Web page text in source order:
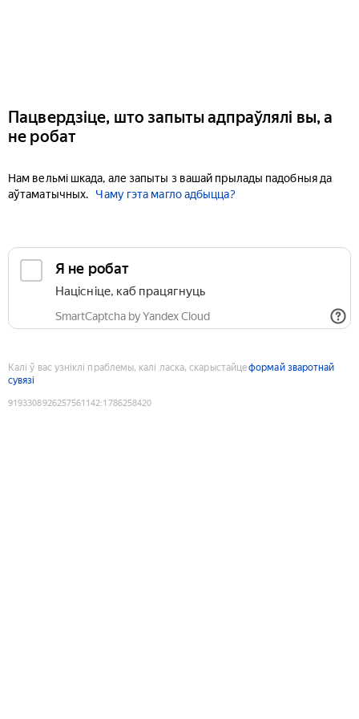
Пацвердзіце, што запыты адпраўлялі вы, а
не робат
Нам вельмі шкада, але запыты з вашай прылады падобныя да
аўтаматычных.
Чаму гэта магло адбыцца?
Я не робат
Націсніце, каб працягнуць
SmartCaptcha by Yandex Cloud
Калі ў вас узніклі праблемы, калі ласка, скарыстайцеформай зваротнай
сувязі
9193308926257561142:1786258420